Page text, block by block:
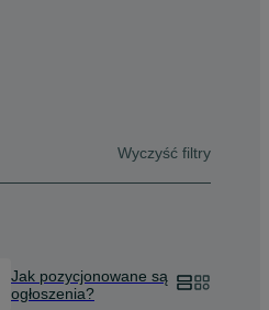
Wyczyść filtry
Jak pozycjonowane są
ogłoszenia?